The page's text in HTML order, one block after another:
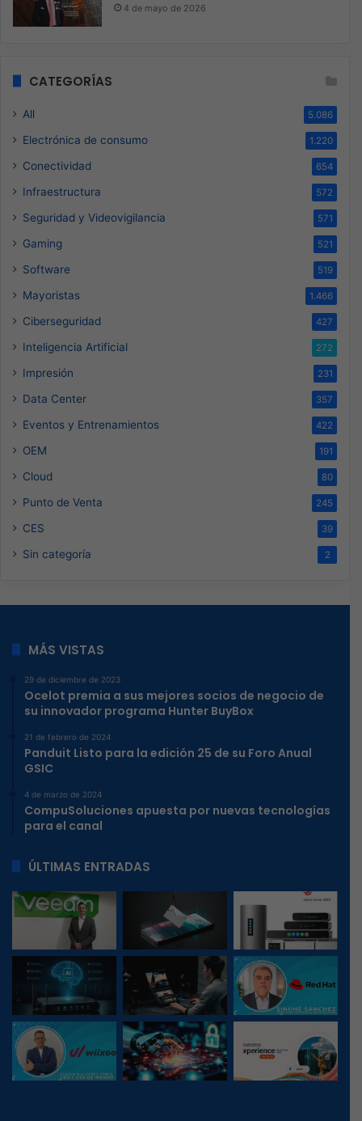
4 de mayo de 2026
CATEGORÍAS
All 5.086
Electrónica de consumo 1.220
Conectividad 654
Infraestructura 572
Seguridad y Videovigilancia 571
Gaming 521
Software 519
Mayoristas 1.466
Ciberseguridad 427
Inteligencia Artificial 272
Impresión 231
Data Center 357
Eventos y Entrenamientos 422
OEM 191
Cloud 80
Punto de Venta 245
CES 39
Sin categoría 2
MÁS VISTAS
29 de diciembre de 2023
Ocelot premia a sus mejores socios de negocio de
su innovador programa Hunter BuyBox
21 de febrero de 2024
Panduit Listo para la edición 25 de su Foro Anual
GSIC
4 de marzo de 2024
CompuSoluciones apuesta por nuevas tecnologías
para el canal
ÚLTIMAS ENTRADAS